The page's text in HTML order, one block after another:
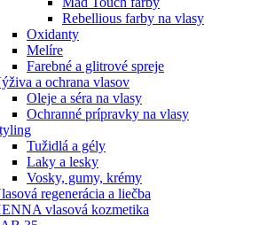
Rebellious farby na vlasy
Oxidanty
Melíre
Farebné a glitrové spreje
a ochrana vlasov
Oleje a séra na vlasy
Ochranné prípravky na vlasy
Tužidlá a gély
Laky a lesky
Vosky, gumy, krémy
regenerácia a liečba
vlasová kozmetika